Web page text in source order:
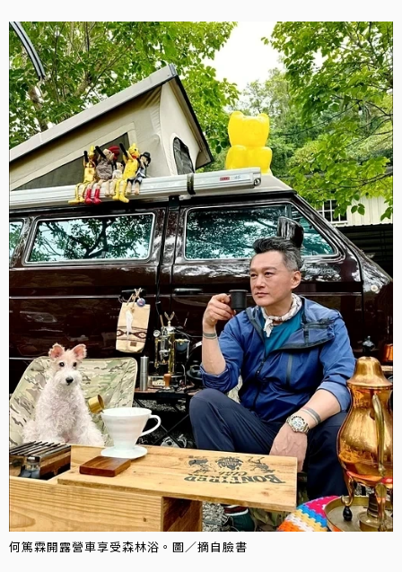
何篤霖開露營車享受森林浴。圖／摘自臉書